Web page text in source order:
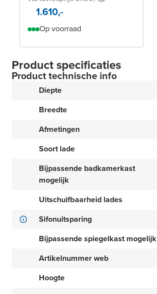
1.610,-
Op voorraad
Product specificaties
Product technische info
Diepte
Breedte
Afmetingen
Soort lade
Bijpassende badkamerkast
mogelijk
Uitschuifbaarheid lades
Sifonuitsparing
Bijpassende spiegelkast mogelijk
Artikelnummer web
Hoogte